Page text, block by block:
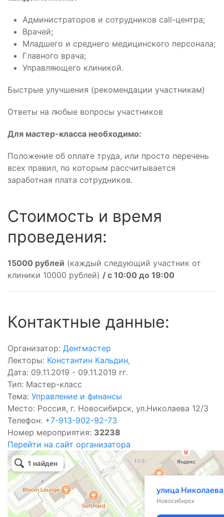
Администраторов и сотрудников call-центра;
Врачей;
Младшего и среднего медицинского персонала;
Главного врача;
Управляющего клиникой.
Быстрые улучшения (рекомендации участникам)
Ответы на любые вопросы участников
Для мастер-класса необходимо:
Положение об оплате труда, или просто перечень
всех правил, по которым рассчитывается
заработная плата сотрудников.
Стоимость и время
проведения:
15000 рублей (каждый следующий участник от
клиники 10000 рублей) / с 10:00 до 19:00
Контактные данные:
Организатор: Дентмастер
Лекторы: Константин Кальдин,
Дата: 09.11.2019 - 09.11.2019 гг.
Тип: Мастер-класс
Тема: Управление и финансы
Место: Россия, г. Новосибирск, ул.Николаева 12/3
Телефон: +7-913-902-92-73
Номер мероприятия: 32238
Перейти на сайт организатора